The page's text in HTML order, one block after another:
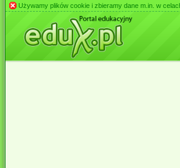
Używamy plików cookie i zbieramy dane m.in. w